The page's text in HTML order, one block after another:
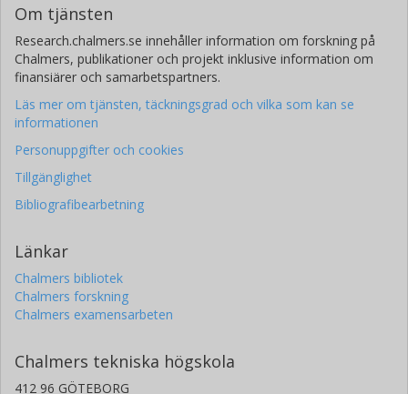
Om tjänsten
Research.chalmers.se innehåller information om forskning på
Chalmers, publikationer och projekt inklusive information om
finansiärer och samarbetspartners.
Läs mer om tjänsten, täckningsgrad och vilka som kan se
informationen
Personuppgifter och cookies
Tillgänglighet
Bibliografibearbetning
Länkar
Chalmers bibliotek
Chalmers forskning
Chalmers examensarbeten
Chalmers tekniska högskola
412 96 GÖTEBORG